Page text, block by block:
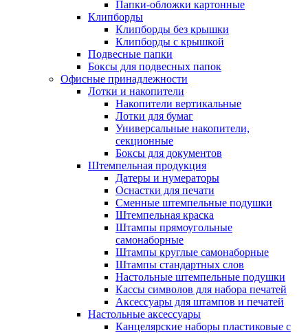
Папки-обложки картонные
Клипборды
Клипборды без крышки
Клипборды с крышкой
Подвесные папки
Боксы для подвесных папок
Офисные принадлежности
Лотки и накопители
Накопители вертикальные
Лотки для бумаг
Универсальные накопители,
секционные
Боксы для документов
Штемпельная продукция
Датеры и нумераторы
Оснастки для печати
Сменные штемпельные подушки
Штемпельная краска
Штампы прямоугольные
самонаборные
Штампы круглые самонаборные
Штампы стандартных слов
Настольные штемпельные подушки
Кассы символов для набора печатей
Аксессуары для штампов и печатей
Настольные аксессуары
Канцелярские наборы пластиковые с